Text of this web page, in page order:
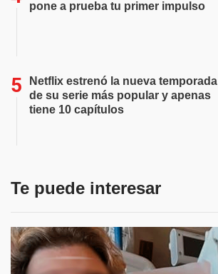
pone a prueba tu primer impulso
Netflix estrenó la nueva temporada
de su serie más popular y apenas
tiene 10 capítulos
Te puede interesar